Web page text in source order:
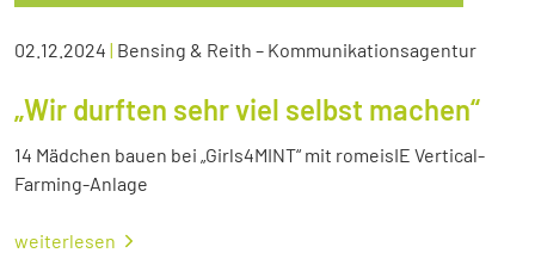
02.12.2024 | Bensing & Reith – Kommunikationsagentur
„Wir durften sehr viel selbst machen“
14 Mädchen bauen bei „Girls4MINT“ mit romeisIE Vertical-
Farming-Anlage
weiterlesen